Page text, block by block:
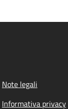
Note legali
Informativa privacy